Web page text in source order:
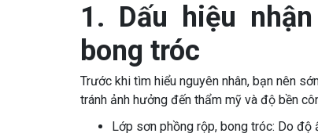
1. Dấu hiệu
bong tróc
Trước khi tìm hiểu nguyên nhân, bạn nên
tránh ảnh hưởng đến thẩm mỹ và độ bền
Lớp sơn phồng rộp, bong tróc: Do